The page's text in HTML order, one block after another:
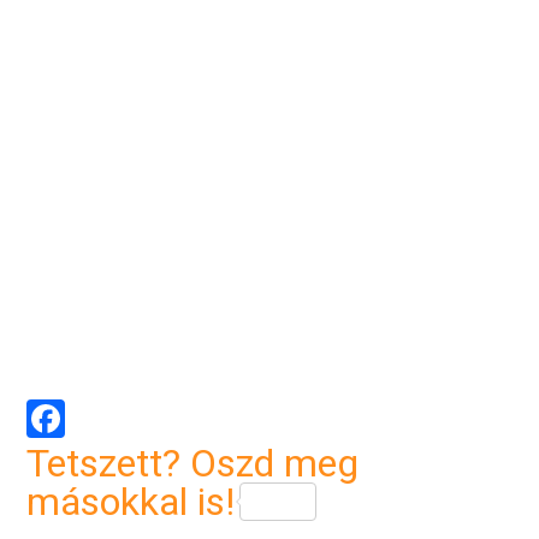
Facebook
Tetszett? Oszd meg
másokkal is!